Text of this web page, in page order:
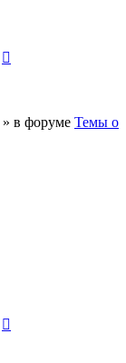
» в форуме Темы о